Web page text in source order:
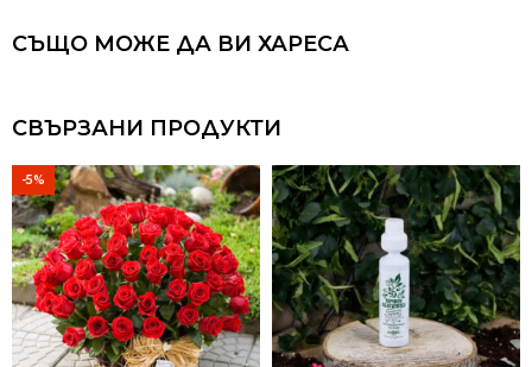
СЪЩО МОЖЕ ДА ВИ ХАРЕСА
СВЪРЗАНИ ПРОДУКТИ
-5%